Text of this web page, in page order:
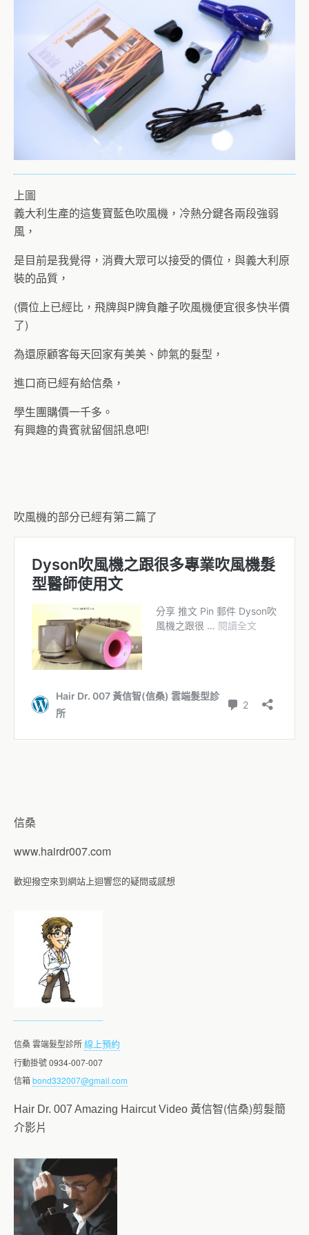
上圖
義大利生產的這隻寶藍色吹風機，冷熱分鍵各兩段強弱
風，
是目前是我覺得，消費大眾可以接受的價位，與義大利原
裝的品質，
(價位上已經比，飛牌與P牌負離子吹風機便宜很多快半價
了)
為還原顧客每天回家有美美、帥氣的髮型，
進口商已經有給信桑，
學生團購價一千多。
有興趣的貴賓就留個訊息吧!
吹風機的部分已經有第二篇了
信桑
www.hairdr007.com
歡迎撥空來到網站上迴響您的疑問或感想
信桑 雲端髮型診所線上預約
行動掛號 0934-007-007
信箱bond332007@gmail.com
Hair Dr. 007 Amazing Haircut Video 黃信智(信桑)剪髮簡
介影片